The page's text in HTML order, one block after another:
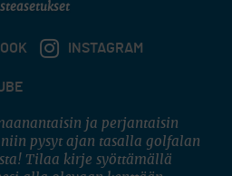
INSTAGRAM
ja perjantaisin
pysyt ajan tasalla golfalan
Tilaa kirje syöttämällä